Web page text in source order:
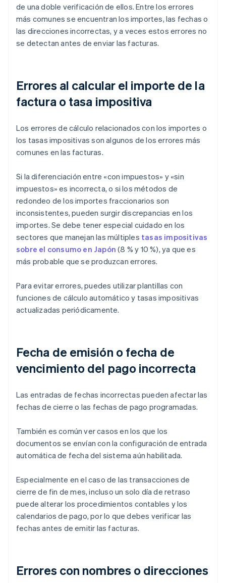
de una doble verificación de ellos. Entre los errores
más comunes se encuentran los importes, las fechas o
las direcciones incorrectas, y a veces estos errores no
se detectan antes de enviar las facturas.
Errores al calcular el importe de la
factura o tasa impositiva
Los errores de cálculo relacionados con los importes o
los tasas impositivas son algunos de los errores más
comunes en las facturas.
Si la diferenciación entre «con impuestos» y «sin
impuestos» es incorrecta, o si los métodos de
redondeo de los importes fraccionarios son
inconsistentes, pueden surgir discrepancias en los
importes. Se debe tener especial cuidado en los
sectores que manejan las múltiples tasas impositivas
sobre el consumo en Japón (8 % y 10 %), ya que es
más probable que se produzcan errores.
Para evitar errores, puedes utilizar plantillas con
funciones de cálculo automático y tasas impositivas
actualizadas periódicamente.
Fecha de emisión o fecha de
vencimiento del pago incorrecta
Las entradas de fechas incorrectas pueden afectar las
fechas de cierre o las fechas de pago programadas.
También es común ver casos en los que los
documentos se envían con la configuración de entrada
automática de fecha del sistema aún habilitada.
Especialmente en el caso de las transacciones de
cierre de fin de mes, incluso un solo día de retraso
puede alterar los procedimientos contables y los
calendarios de pago, por lo que debes verificar las
fechas antes de emitir las facturas.
Errores con nombres o direcciones